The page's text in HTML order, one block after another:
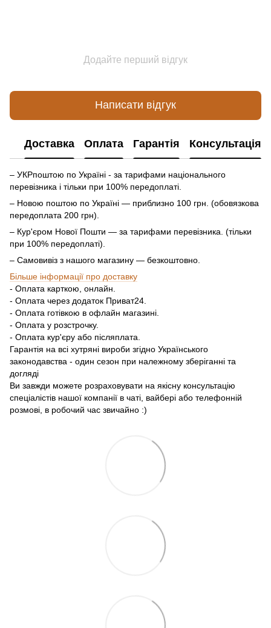
Додайте перший відгук
Написати відгук
Доставка Оплата Гарантія Консультація
– УКРпоштою по Україні - за тарифами національного
перевізника і тільки при 100% передоплаті.
– Новою поштою по Україні — приблизно 100 грн. (обовязкова
передоплата 200 грн).
– Кур'єром Нової Пошти — за тарифами перевізника. (тільки
при 100% передоплаті).
– Самовивіз з нашого магазину — безкоштовно.
Більше інформації про доставку
- Оплата карткою, онлайн.
- Оплата через додаток Приват24.
- Оплата готівкою в офлайн магазині.
- Оплата у розстрочку.
- Оплата кур'єру або післяплата.
Гарантія на всі хутряні вироби згідно Українського
законодавства - один сезон при належному зберіганні та
догляді
Ви завжди можете розраховувати на якісну консультацію
спеціалістів нашої компанії в чаті, вайбері або телефонній
розмові, в робочий час звичайно :)